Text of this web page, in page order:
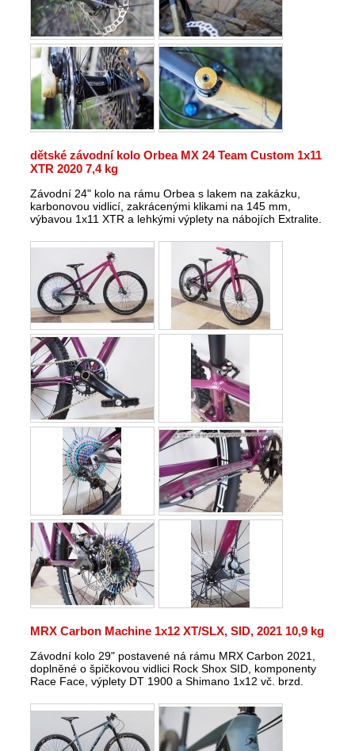
dětské závodní kolo Orbea MX 24 Team Custom 1x11
XTR 2020 7,4 kg
Závodní 24" kolo na rámu Orbea s lakem na zakázku,
karbonovou vidlicí, zakrácenými klikami na 145 mm,
výbavou 1x11 XTR a lehkými výplety na nábojích Extralite.
MRX Carbon Machine 1x12 XT/SLX, SID, 2021 10,9 kg
Závodní kolo 29" postavené ná rámu MRX Carbon 2021,
doplněné o špičkovou vidlici Rock Shox SID, komponenty
Race Face, výplety DT 1900 a Shimano 1x12 vč. brzd.